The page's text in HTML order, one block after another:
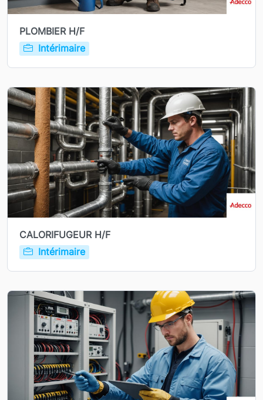
PLOMBIER H/F
Intérimaire
CALORIFUGEUR H/F
Intérimaire